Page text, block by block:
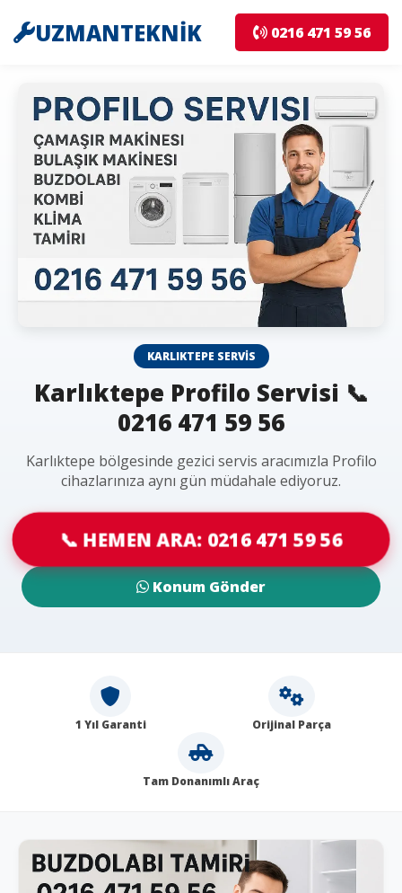
UZMANTEKNİK 0216 471 59 56
KARLIKTEPE SERVIS
Karlıktepe Profilo Servisi 📞
0216 471 59 56
Karlıktepe bölgesinde gezici servis aracımızla Profilo
cihazlarınıza aynı gün müdahale ediyoruz.
📞 HEMEN ARA: 0216 471 59 56
Konum Gönder
1 Yıl Garanti Orijinal Parça
Tam Donanımlı Araç